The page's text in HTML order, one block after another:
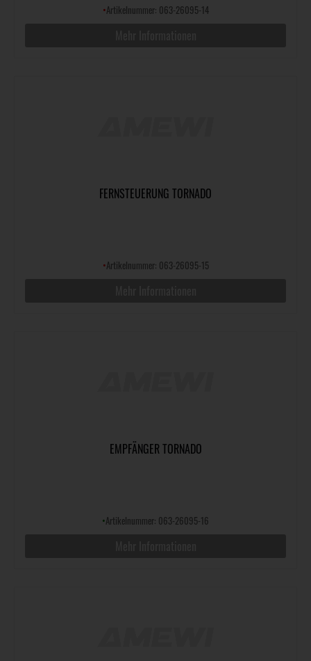
•Artikelnummer: 063-26095-14
FERNSTEUERUNG TORNADO
•Artikelnummer: 063-26095-15
EMPFÄNGER TORNADO
•Artikelnummer: 063-26095-16